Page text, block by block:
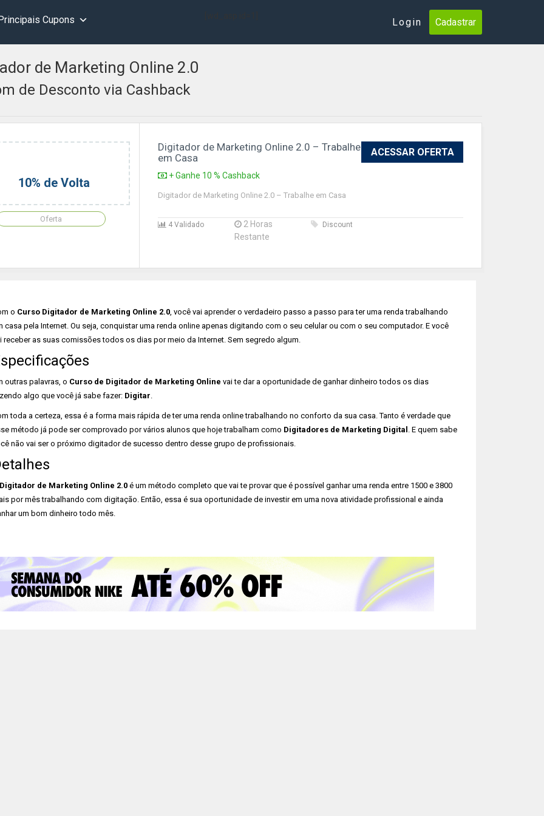
Cupons Login Cadastrar
de Marketing Online 2.0
de Desconto via Cashback
10% de Volta
Oferta
Digitador de Marketing Online 2.0 – Trabalhe
em Casa
+ Ganhe 10 % Cashback
ACESSAR OFERTA
Digitador de Marketing Online 2.0 – Trabalhe em Casa
4 Validado
2 Horas
Restante
Discount
o Curso Digitador de Marketing Online 2.0, você vai aprender o verdadeiro passo a passo para ter uma renda trabalhando
casa pela Internet. Ou seja, conquistar uma renda online apenas digitando com o seu celular ou com o seu computador. E você
receber as suas comissões todos os dias por meio da Internet. Sem segredo algum.
outras palavras, o Curso de Digitador de Marketing Online vai te dar a oportunidade de ganhar dinheiro todos os dias
algo que você já sabe fazer: Digitar.
toda a certeza, essa é a forma mais rápida de ter uma renda online trabalhando no conforto da sua casa. Tanto é verdade que
método já pode ser comprovado por vários alunos que hoje trabalham como Digitadores de Marketing Digital . E quem sabe
não vai ser o próximo digitador de sucesso dentro desse grupo de profissionais.
Digitador de Marketing Online 2.0é um método completo que vai te provar que é possível ganhar uma renda entre 1500 e 3800
por mês trabalhando com digitação. Então, essa é sua oportunidade de investir em uma nova atividade profissional e ainda
um bom dinheiro todo mês.